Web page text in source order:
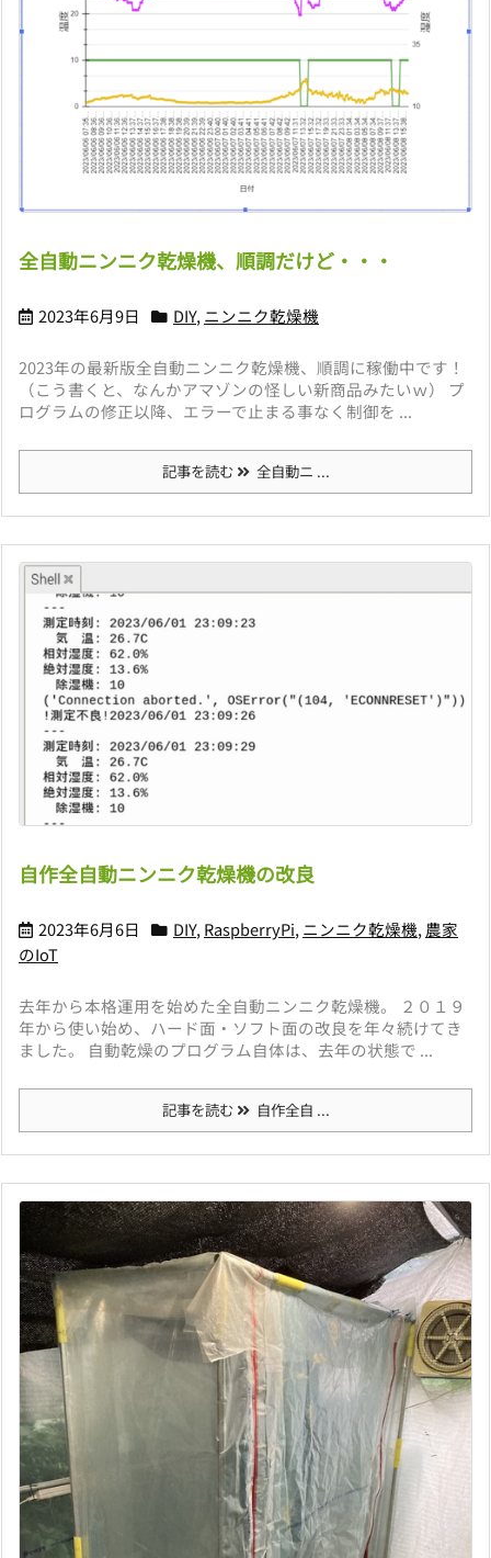
全自動ニンニク乾燥機、順調だけど・・・
2023年6月9日 DIY,ニンニク乾燥機
2023年の最新版全自動ニンニク乾燥機、順調に稼働中です！
（こう書くと、なんかアマゾンの怪しい新商品みたいｗ） プ
ログラムの修正以降、エラーで止まる事なく制御を ...
記事を読む 全自動ニ ...
自作全自動ニンニク乾燥機の改良
2023年6月6日 DIY, RaspberryPi, ニンニク乾燥機, 農家
のIoT
去年から本格運用を始めた全自動ニンニク乾燥機。 ２０１９
年から使い始め、ハード面・ソフト面の改良を年々続けてき
ました。 自動乾燥のプログラム自体は、去年の状態で ...
記事を読む 自作全自 ...